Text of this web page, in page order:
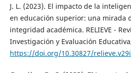
J. L. (2023). El impacto de la
en educación superior: una mirada
integridad académica. RELIEVE -
Investigación y Evaluación
https://doi.org/10.30827/